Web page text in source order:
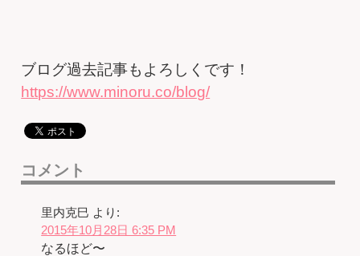
ブログ過去記事もよろしくです！
https://www.minoru.co/blog/
コメント
里内克巳 より:
2015年10月28日 6:35 PM
なるほど〜